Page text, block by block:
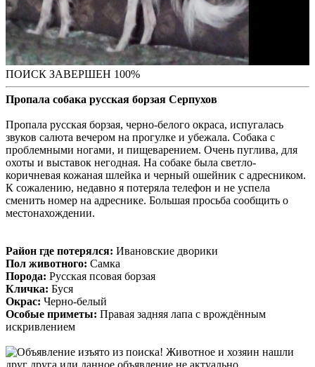
ПОИСК ЗАВЕРШЕН 100%
Пропала собака русская борзая Серпухов
Пропала русская борзая, черно-белого окраса, испугалась
звуков салюта вечером на прогулке и убежала. Собака с
проблемными ногами, и пищеварением. Очень пуглива, для
охоты и выставок негодная. На собаке была светло-
коричневая кожаная шлейка и черный ошейник с адресником.
К сожалению, недавно я потеряла телефон и не успела
сменить номер на адреснике. Большая просьба сообщить о
местонахождении.
Район где потерялся: Ивановские дворики
Пол животного: Самка
Порода: Русская псовая борзая
Кличка: Буся
Окрас: Черно-белый
Особые приметы: Правая задняя лапа с врождённым
искривлением